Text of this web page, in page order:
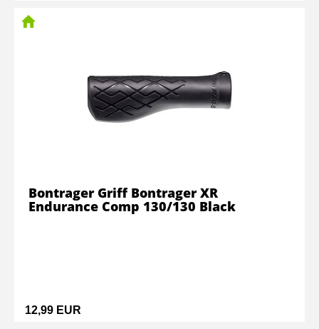
12,99 EUR
Bontrager Griff Bontrager XR
Endurance Comp 130/130 Black